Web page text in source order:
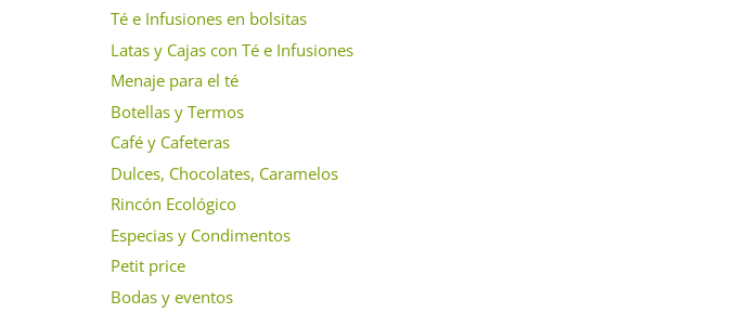
Té e Infusiones en bolsitas
Latas y Cajas con Té e Infusiones
Menaje para el té
Botellas y Termos
Café y Cafeteras
Dulces, Chocolates, Caramelos
Rincón Ecológico
Especias y Condimentos
Petit price
Bodas y eventos